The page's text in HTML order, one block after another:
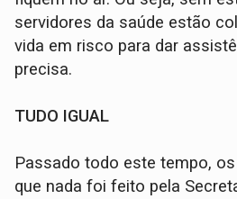
servidores da saúde estão
vida em risco para dar
precisa.
TUDO IGUAL
Passado todo este tempo,
que nada foi feito pela